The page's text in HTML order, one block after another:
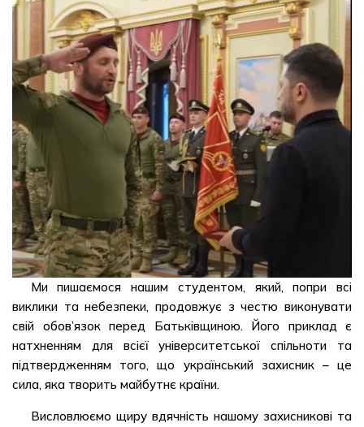
Ми пишаємося нашим студентом, який, попри всі
виклики та небезпеки, продовжує з честю виконувати
свій обов’язок перед Батьківщиною. Його приклад є
натхненням для всієї університетської спільноти та
підтвердженням того, що український захисник – це
сила, яка творить майбутнє країни.
Висловлюємо щиру вдячність нашому захисникові та